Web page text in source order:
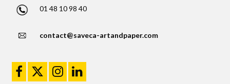
01 48 10 98 40
contact@saveca-artandpaper.com